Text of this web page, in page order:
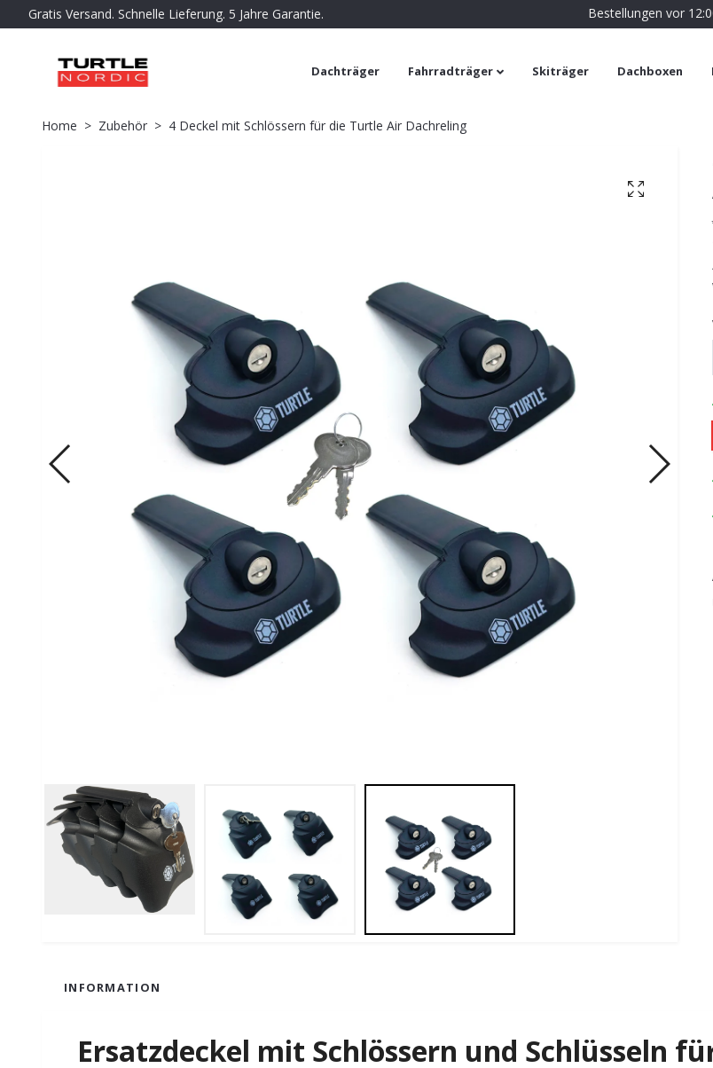
Gratis Versand. Schnelle Lieferung. 5 Jahre Garantie. Bestellungen vor
Dachträger Fahrradträger Skiträger Dachboxen
Home Zubehör 4 Deckel mit Schlössern für die Turtle Air Dachreling
INFORMATION
Ersatzdeckel mit Schlössern und Schlüsseln